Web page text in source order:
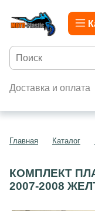
Доставка и оплата
Главная Каталог
КОМПЛЕКТ
2007-2008